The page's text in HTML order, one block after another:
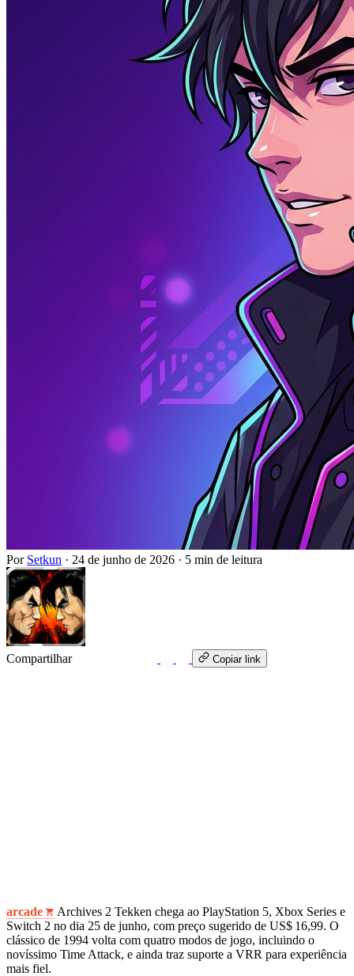
Por Setkun · 24 de junho de 2026 · 5 min de leitura
Compartilhar Copiar link
arcade
Archives 2 Tekken chega ao PlayStation 5, Xbox Series e
Switch 2 no dia 25 de junho, com preço sugerido de US$ 16,99. O
clássico de 1994 volta com quatro modos de jogo, incluindo o
novíssimo Time Attack, e ainda traz suporte a VRR para experiência
mais fiel.